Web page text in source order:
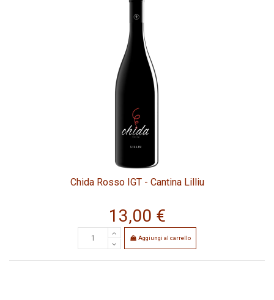
Chida Rosso IGT - Cantina Lilliu
13,00 €
Aggiungi al carrello